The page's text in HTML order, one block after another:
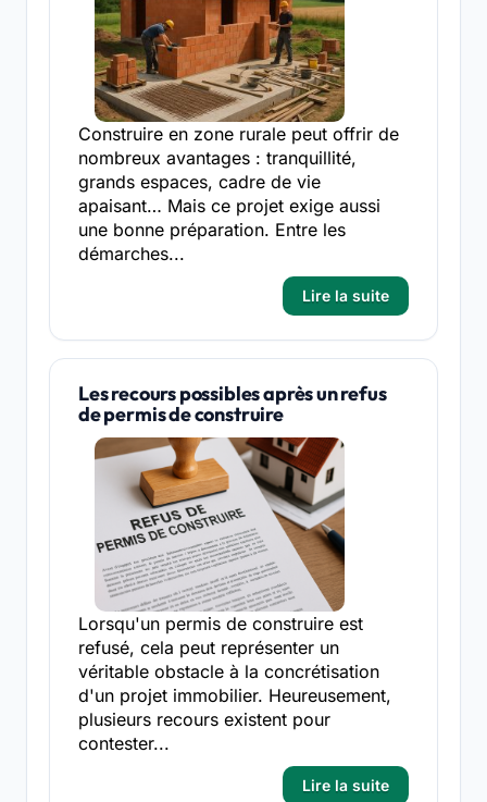
Construire en zone rurale peut offrir de
nombreux avantages : tranquillité,
grands espaces, cadre de vie
apaisant… Mais ce projet exige aussi
une bonne préparation. Entre les
démarches...
Lire la suite
Les recours possibles après un refus
de permis de construire
Lorsqu'un permis de construire est
refusé, cela peut représenter un
véritable obstacle à la concrétisation
d'un projet immobilier. Heureusement,
plusieurs recours existent pour
contester...
Lire la suite